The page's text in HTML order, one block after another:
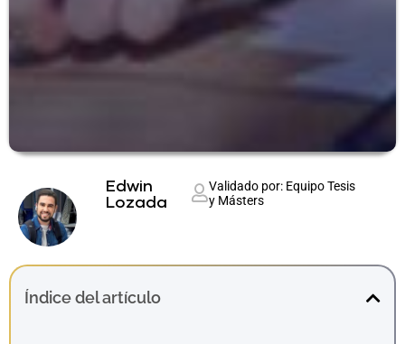
Edwin
Lozada
Validado por: Equipo Tesis
y Másters
Índice del artículo